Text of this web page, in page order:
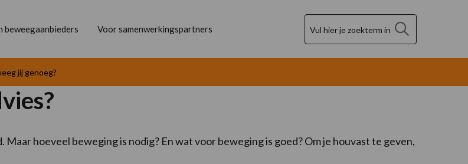
beweegaanbieders Voor samenwerkingspartners
jij genoeg?
hoeveel beweging is nodig? En wat voor beweging is goed? Om je houvast te geven,